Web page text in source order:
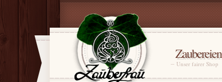
Zaubereien
Unser fairer Shop